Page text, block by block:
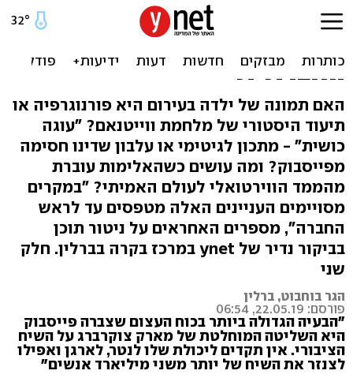
הסוד של פייסבוק: כך עובד
מנגנון הצנזורה של הרשת
החברתית
האם תמונה של ילדה בעירום היא פורנוגרפיה או
תיעוד היסטורי של מלחמת ווייטנאם? "עוגה
כושית" - מתכון לגיטימי או עלבון שדינו חסימה
מפייסבוק? ומה עושים כשהאלימות עוברת
מהממד הווירטואלי לעולם האמיתי? "במקרים
מסויימים העניינים האלה מטפסים עד לראש
החברה", מספרים האחראים על ניטור תוכן
בביקור נדיר של ynet במרכז בקרה בברלין. חלק
שני
הגר בוחבוט, ברלין
פורסם: 22.05.19, 06:54
"הבעיה הגדולה ביותר בכוח העצום שצברה פייסבוק
היא השליטה המוחלטת של מארק צוקרברג על השיח
הציבורי. אין תקדים ליכולת שלו לנטר, לארגן ואפילו
לצנזר את השיח של יותר משני מיליארד אנשים"